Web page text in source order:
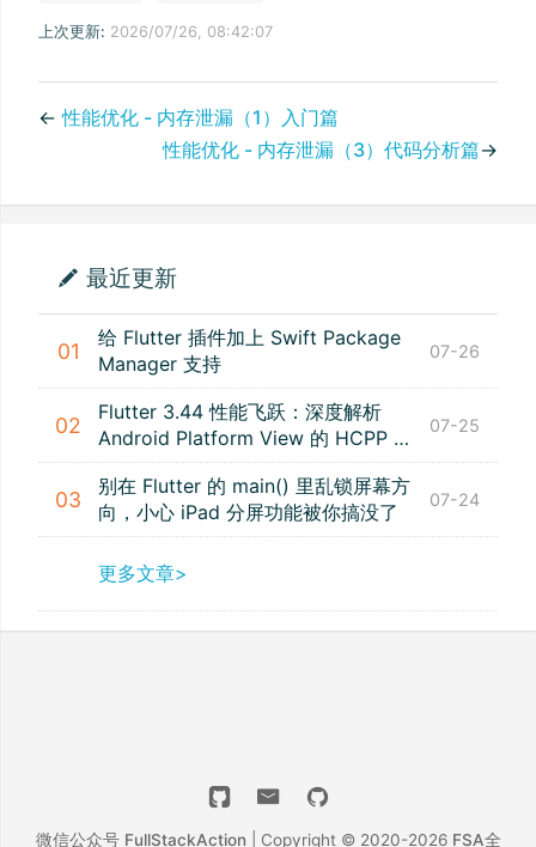
上次更新: 2026/07/26, 08:42:07
←性能优化 - 内存泄漏（1）入门篇
性能优化 - 内存泄漏（3）代码分析篇→
最近更新
01
给 Flutter 插件加上 Swift Package
Manager 支持
07-26
02
Flutter 3.44 性能飞跃：深度解析
Android Platform View 的 HCPP 新
特性
07-25
03
别在 Flutter 的 main() 里乱锁屏幕方
向，小心 iPad 分屏功能被你搞没了
07-24
更多文章>
微信公众号 FullStackAction | Copyright © 2020-2026 FSA全